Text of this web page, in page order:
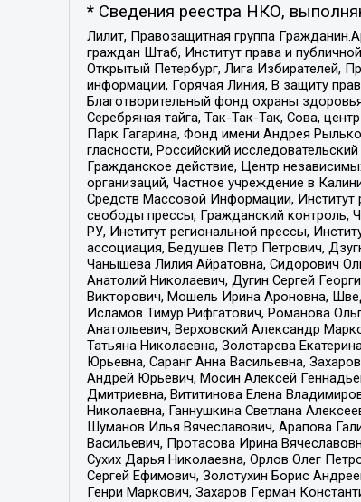
* Сведения реестра НКО,
Лилит, Правозащитная группа
граждан Штаб, Институт права и
Открытый Петербург, Лига Избирателей,
информации, Горячая Линия, В защиту
Благотворительный фонд охраны
Серебряная тайга, Так-Так-Так, Сова,
Парк Гагарина, Фонд имени Андрея
гласности, Российский
Гражданское действие, Центр
организаций, Частное учреждение в
Средств Массовой Информации, Институт
свободы прессы, Гражданский контроль,
РУ, Институт региональной прессы,
ассоциация, Бедушев Петр Петрович,
Чанышева Лилия Айратовна, Сидорович
Анатолий Николаевич, Дугин Сергей
Викторович, Мошель Ирина Ароновна,
Исламов Тимур Рифгатович, Романова
Анатольевич, Верховский Александр
Татьяна Николаевна, Золотарева
Юрьевна, Саранг Анна Васильевна,
Андрей Юрьевич, Мосин Алексей
Дмитриевна, Вититинова Елена
Николаевна, Ганнушкина Светлана
Шуманов Илья Вячеславович, Арапова
Васильевич, Протасова Ирина
Сухих Дарья Николаевна, Орлов Олег
Сергей Ефимович, Золотухин Борис
Генри Маркович, Захаров Герман